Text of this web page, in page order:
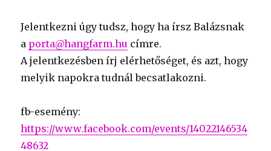
Jelentkezni úgy tudsz, hogy ha írsz Balázsnak
a porta@hangfarm.hu címre.
A jelentkezésben írj elérhetőséget, és azt, hogy
melyik napokra tudnál becsatlakozni.
fb-esemény:
https://www.facebook.com/events/14022146534
48632